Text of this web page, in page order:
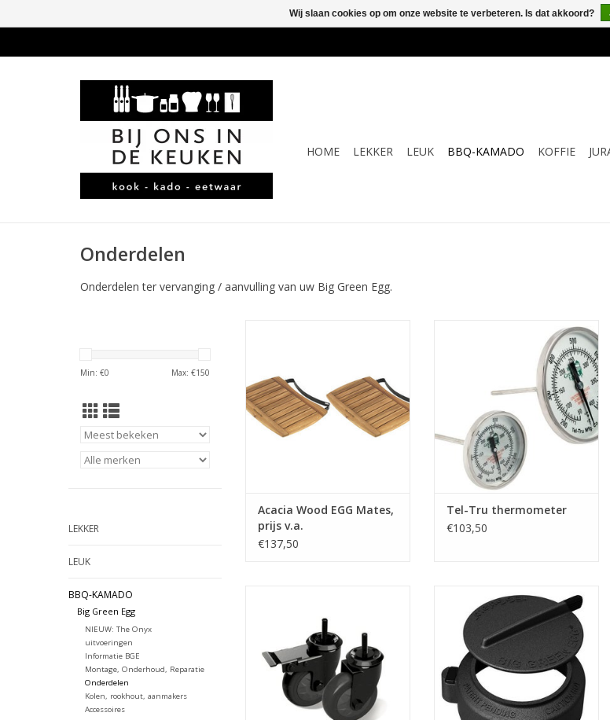
HOME LEKKER LEUK BBQ-KAMADO KOFFIE
Onderdelen
Onderdelen ter vervanging / aanvulling van uw Big Green Egg.
Min: €0 Max: €150
LEKKER
LEUK
BBQ-KAMADO
Big Green Egg
NIEUW: The Onyx
uitvoeringen
Informatie BGE
Montage, Onderhoud, Reparatie
Onderdelen
Kolen, rookhout, aanmakers
Accessoires
Acacia Wood EGG Mates,
prijs v.a.
€137,50
Big Green Egg Tel-Tru
thermometer
TOEVOEGEN AAN WINKELWAGEN
Tel-Tru thermometer
€103,50
TOEVOEGEN AAN WINKELWAGEN
Big Green Egg rEGGulator
Medium-Large-XL-2XL
TOEVOEGEN AAN WINKELWAGEN
Wij slaan cookies op om onze website te verbeteren. Is dat akkoord?